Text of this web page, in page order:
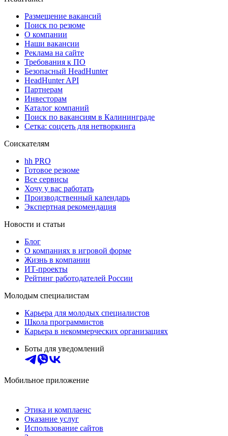
Размещение вакансий
Поиск по резюме
О компании
Наши вакансии
Реклама на сайте
Требования к ПО
Безопасный HeadHunter
HeadHunter API
Партнерам
Инвесторам
Каталог компаний
Поиск по вакансиям в Калининграде
Сетка: соцсеть для нетворкинга
Соискателям
hh PRO
Готовое резюме
Все сервисы
Хочу у вас работать
Производственный календарь
Экспертная рекомендация
Новости и статьи
Блог
О компаниях в игровой форме
Жизнь в компании
ИТ-проекты
Рейтинг работодателей России
Молодым специалистам
Карьера для молодых специалистов
Школа программистов
Карьера в некоммерческих организациях
Боты для уведомлений
Мобильное приложение
Этика и комплаенс
Оказание услуг
Использование сайтов